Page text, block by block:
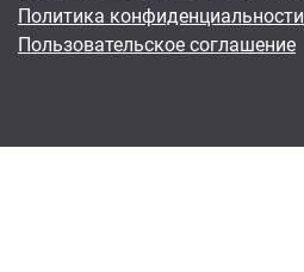
Политика конфиденциальности
Пользовательское соглашение